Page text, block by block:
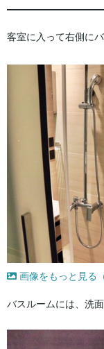
客室に入って右側に
画像をもっと見る
バスルームには、洗